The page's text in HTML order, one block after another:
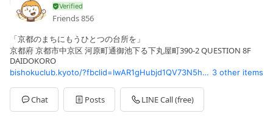
Friends856
「京都のまちにもうひとつの台所を」
京都府 京都市中京区 河原町通御池下る下丸屋町390-2 QUESTION 8F
DAIDOKORO
bishokuclub.kyoto/?fbclid=IwAR1gHubjd1QV73N5h07rcMKhN5x7QbUETyijeuGIGnPPy9C2OEJ_gvLael4 3 other items
Chat Posts LINE Call (free)